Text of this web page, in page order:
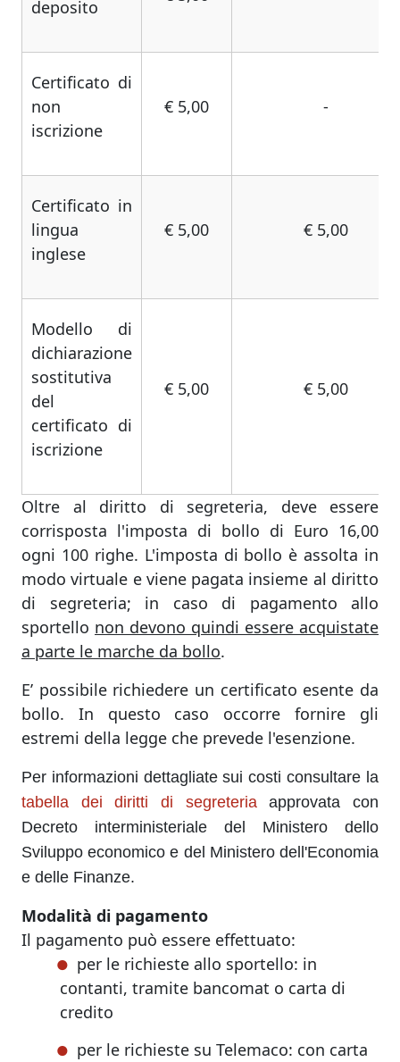
deposito
Certificato di
non
iscrizione
€ 5,00 -
Certificato in
lingua
inglese
€ 5,00 € 5,00
Modello di
dichiarazione
sostitutiva
del
certificato di
iscrizione
€ 5,00 € 5,00
Oltre al diritto di segreteria, deve essere
corrisposta l'imposta di bollo di Euro 16,00
ogni 100 righe. L'imposta di bollo è assolta in
modo virtuale e viene pagata insieme al diritto
di segreteria; in caso di pagamento allo
sportello non devono quindi essere acquistate
a parte le marche da bollo.
E’ possibile richiedere un certificato esente da
bollo. In questo caso occorre fornire gli
estremi della legge che prevede l'esenzione.
Per informazioni dettagliate sui costi consultare la
tabella dei diritti di segreteriaapprovata con
Decreto interministeriale del Ministero dello
Sviluppo economico e del Ministero dell'Economia
e delle Finanze.
Modalità di pagamento
Il pagamento può essere effettuato:
per le richieste allo sportello: in
contanti, tramite bancomat o carta di
credito
per le richieste su Telemaco: con carta